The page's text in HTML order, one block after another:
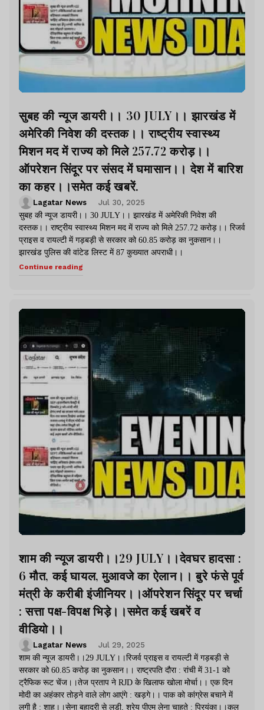
सुबह की न्यूज डायरी।। 30 JULY।। झारखंड में
अमेरिकी निवेश की दस्तक।। राष्ट्रीय स्वास्थ्य
मिशन मद में राज्य को मिले 257.72 करोड़।।
ऑपरेशन सिंदूर पर संसद में घमासान।। देश में बारिश
का कहर।।समेत कई खबरें.
Lagatar News
Jul 30, 2025
सुबह की न्यूज डायरी।। 30 JULY।। झारखंड में अमेरिकी निवेश की
दस्तक।। राष्ट्रीय स्वास्थ्य मिशन मद में राज्य को मिले 257.72 करोड़।। रिजर्व
प्राइस व रायल्टी में गड़बड़ी से सरकार को 60.85 करोड़ का नुकसान।।
झारखंड पुलिस की वांटेड लिस्ट में 87 कुख्यात अपराधी।।
Continue reading
शाम की न्यूज डायरी।।29 JULY।।देवघर हादसा :
6 मौत, कई घायल, मुआवजे का ऐलान।। बुरे फंसे पूर्व
मंत्री के करीबी इंजीनियर।।ऑपरेशन सिंदूर पर चर्चा
: सत्ता पक्ष-विपक्ष भिड़े।।समेत कई खबरें व
वीडियो।।
Lagatar News
Jul 29, 2025
शाम की न्यूज डायरी।।29 JULY।।रिजर्व प्राइस व रायल्टी में गड़बड़ी से
सरकार को 60.85 करोड़ का नुकसान।। राष्ट्रपति दौरा : रांची में 31-1 को
ट्रैफिक रूट चेंज।।तेज प्रताप ने RJD के खिलाफ खोला मोर्चा।। एक दिन
मोदी का अहंकार तोड़ने वाले लोग आएंगे : खड़गे।। पाक को कांग्रेस बचाने में
लगी है : शाह।।सेना बहादुरी से लड़ी, श्रेय पीएम लेना चाहते : प्रियंका।।कल